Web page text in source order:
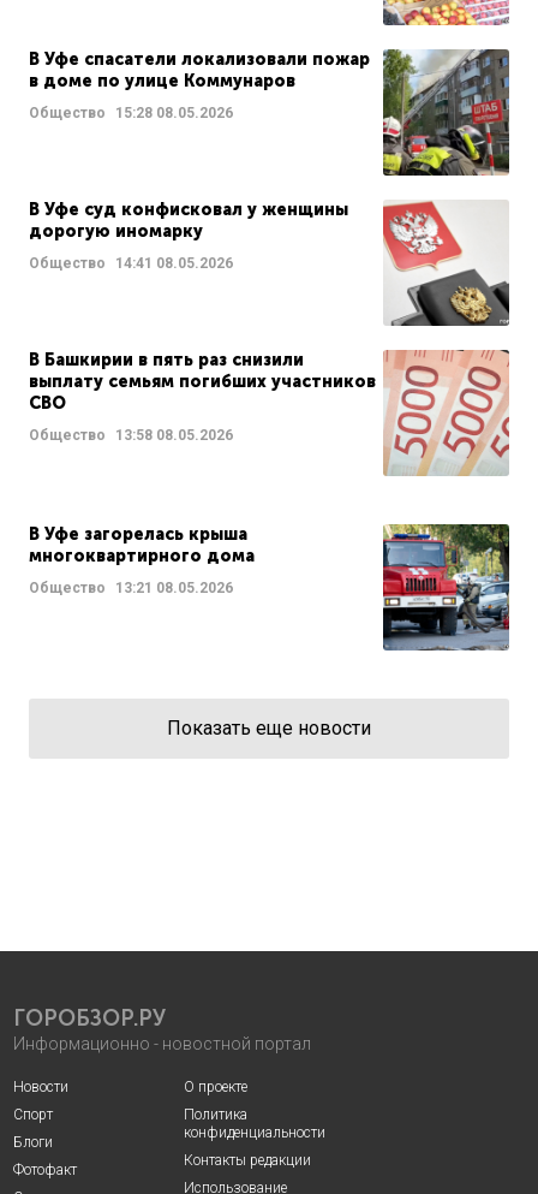
В Уфе спасатели локализовали пожар
в доме по улице Коммунаров
Общество 15:28 08.05.2026
В Уфе суд конфисковал у женщины
дорогую иномарку
Общество 14:41 08.05.2026
В Башкирии в пять раз снизили
выплату семьям погибших участников
СВО
Общество 13:58 08.05.2026
В Уфе загорелась крыша
многоквартирного дома
Общество 13:21 08.05.2026
Показать еще новости
ГОРОБЗОР.РУ
Информационно - новостной портал
Новости
Спорт
Блоги
Фотофакт
О проекте
Политика
конфиденциальности
Контакты редакции
Использование